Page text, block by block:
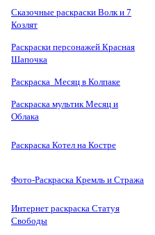
Сказочные раскраски Волк и 7
Козлят
Раскраски персонажей Красная
Шапочка
Раскраска Месяц в Колпаке
Раскраска мультик Месяц и
Облака
Раскраска Котел на Костре
Фото-Раскраска Кремль и Стража
Интернет раскраска Статуя
Свободы